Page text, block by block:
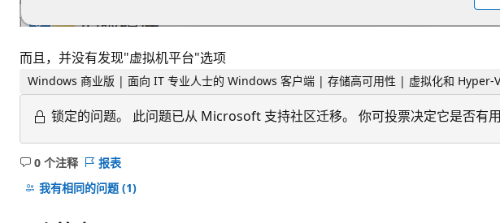
而且，并没有发现"虚拟机平台"选项
Windows 商业版 | 面向 IT 专业人士的 Windows 客户端 | 存储高可用性 | 虚拟化和 Hyper-
锁定的问题。 此问题已从 Microsoft 支持社区迁移。 你可投票决定它是否有
0 个注释
无
注
报表
我有相同的问题 (1)